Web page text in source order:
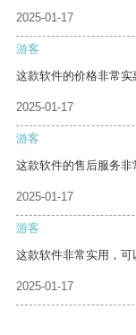
2025-01-17
游客
这款软件的价格非常实
2025-01-17
游客
这款软件的售后服务非
2025-01-17
游客
这款软件非常实用，可
2025-01-17